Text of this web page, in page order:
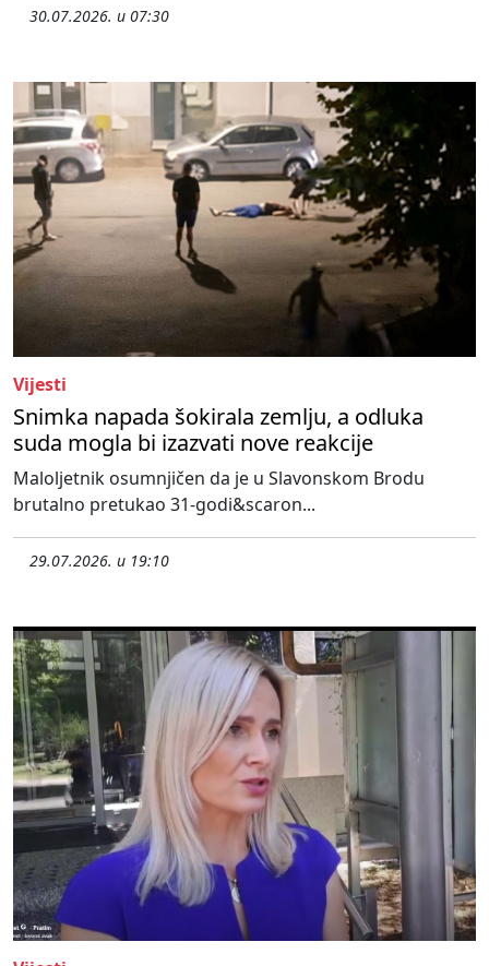
30.07.2026. u 07:30
Vijesti
Snimka napada šokirala zemlju, a odluka
suda mogla bi izazvati nove reakcije
Maloljetnik osumnjičen da je u Slavonskom Brodu
brutalno pretukao 31-godi&scaron...
29.07.2026. u 19:10